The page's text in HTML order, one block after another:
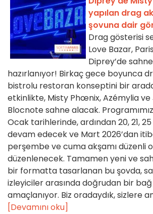
yapılan drag
şovuna dair
Drag gösterisi
Love Bazar,
Diprey’de
hazırlanıyor! Birkaç gece boyunca
bistrolu restoran konseptini bir
etkinlikte, Misty Phœnix, Azémylia
Blocnote sahne alacak.
Ocak tarihlerinde, ardından 20, 21,
devam edecek ve Mart 2026’dan
perşembe ve cuma akşamı düzenli
düzenlenecek. Tamamen yeni ve
bir formatta tasarlanan bu şovda,
izleyiciler arasında doğrudan bir bağ
amaçlanıyor. Biz oradaydık, sizlere
[Devamını oku]